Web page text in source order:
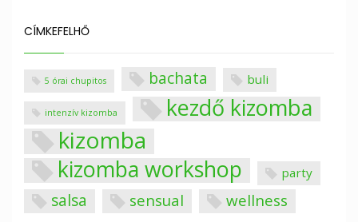
CÍMKEFELHŐ
5 órai chupitos bachata buli
intenzív kizomba kezdő kizomba
kizomba
kizomba workshop party
salsa sensual wellness